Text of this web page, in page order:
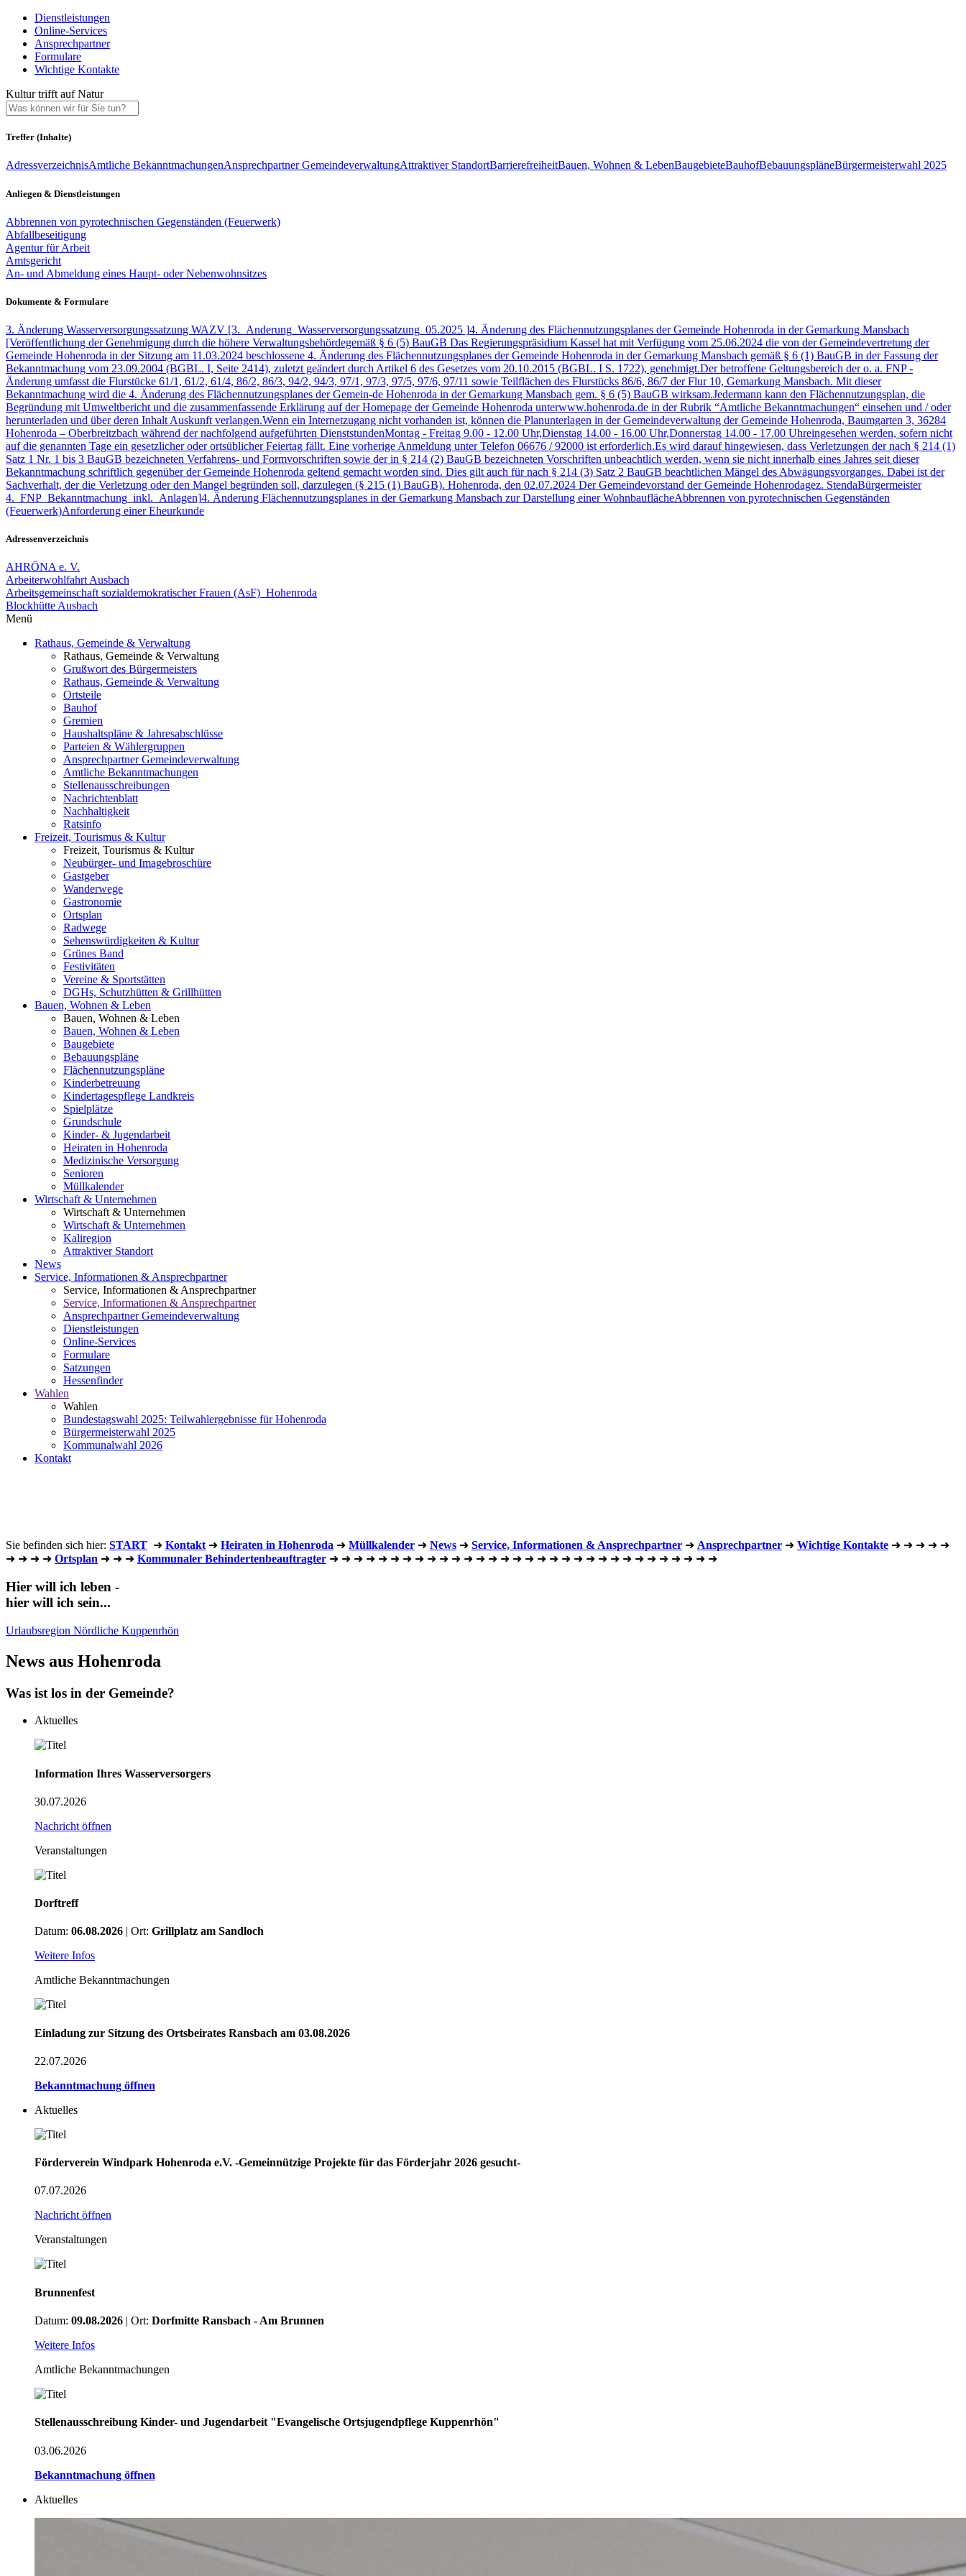
Dienstleistungen
Online-Services
Ansprechpartner
Formulare
Wichtige Kontakte
Kultur trifft auf Natur
Treffer (Inhalte)
AdressverzeichnisAmtliche BekanntmachungenAnsprechpartner GemeindeverwaltungAttraktiver StandortBarrierefreiheitBauen, Wohnen & LebenBaugebieteBauhofBebauungspläneBürgermeisterwahl 2025
Anliegen & Dienstleistungen
Abbrennen von pyrotechnischen Gegenständen (Feuerwerk)
Abfallbeseitigung
Agentur für Arbeit
Amtsgericht
An- und Abmeldung eines Haupt- oder Nebenwohnsitzes
Dokumente & Formulare
3. Änderung Wasserversorgungssatzung WAZV [3._Anderung_Wasserversorgungssatzung_05.2025 ]4. Änderung des Flächennutzungsplanes der Gemeinde Hohenroda in der Gemarkung Mansbach
[Veröffentlichung der Genehmigung durch die höhere Verwaltungsbehördegemäß § 6 (5) BauGB Das Regierungspräsidium Kassel hat mit Verfügung vom 25.06.2024 die von der Gemeindevertretung der
Gemeinde Hohenroda in der Sitzung am 11.03.2024 beschlossene 4. Änderung des Flächennutzungsplanes der Gemeinde Hohenroda in der Gemarkung Mansbach gemäß § 6 (1) BauGB in der Fassung der
Bekanntmachung vom 23.09.2004 (BGBL. I, Seite 2414), zuletzt geändert durch Artikel 6 des Gesetzes vom 20.10.2015 (BGBL. I S. 1722), genehmigt.Der betroffene Geltungsbereich der o. a. FNP -
Änderung umfasst die Flurstücke 61/1, 61/2, 61/4, 86/2, 86/3, 94/2, 94/3, 97/1, 97/3, 97/5, 97/6, 97/11 sowie Teilflächen des Flurstücks 86/6, 86/7 der Flur 10, Gemarkung Mansbach. Mit dieser
Bekanntmachung wird die 4. Änderung des Flächennutzungsplanes der Gemein-de Hohenroda in der Gemarkung Mansbach gem. § 6 (5) BauGB wirksam.Jedermann kann den Flächennutzungsplan, die
Begründung mit Umweltbericht und die zusammenfassende Erklärung auf der Homepage der Gemeinde Hohenroda unterwww.hohenroda.de in der Rubrik “Amtliche Bekanntmachungen“ einsehen und / oder
herunterladen und über deren Inhalt Auskunft verlangen.Wenn ein Internetzugang nicht vorhanden ist, können die Planunterlagen in der Gemeindeverwaltung der Gemeinde Hohenroda, Baumgarten 3, 36284
Hohenroda – Oberbreitzbach während der nachfolgend aufgeführten DienststundenMontag - Freitag 9.00 - 12.00 Uhr,Dienstag 14.00 - 16.00 Uhr,Donnerstag 14.00 - 17.00 Uhreingesehen werden, sofern nicht
auf die genannten Tage ein gesetzlicher oder ortsüblicher Feiertag fällt. Eine vorherige Anmeldung unter Telefon 06676 / 92000 ist erforderlich.Es wird darauf hingewiesen, dass Verletzungen der nach § 214 (1)
Satz 1 Nr. 1 bis 3 BauGB bezeichneten Verfahrens- und Formvorschriften sowie der in § 214 (2) BauGB bezeichneten Vorschriften unbeachtlich werden, wenn sie nicht innerhalb eines Jahres seit dieser
Bekanntmachung schriftlich gegenüber der Gemeinde Hohenroda geltend gemacht worden sind. Dies gilt auch für nach § 214 (3) Satz 2 BauGB beachtlichen Mängel des Abwägungsvorganges. Dabei ist der
Sachverhalt, der die Verletzung oder den Mangel begründen soll, darzulegen (§ 215 (1) BauGB). Hohenroda, den 02.07.2024 Der Gemeindevorstand der Gemeinde Hohenrodagez. StendaBürgermeister
4._FNP_Bekanntmachung_inkl._Anlagen]4. Änderung Flächennutzungsplanes in der Gemarkung Mansbach zur Darstellung einer WohnbauflächeAbbrennen von pyrotechnischen Gegenständen
(Feuerwerk)Anforderung einer Eheurkunde
Adressenverzeichnis
AHRÖNA e. V.
Arbeiterwohlfahrt Ausbach
Arbeitsgemeinschaft sozialdemokratischer Frauen (AsF) Hohenroda
Blockhütte Ausbach
Menü
Rathaus, Gemeinde & Verwaltung
Rathaus, Gemeinde & Verwaltung
Grußwort des Bürgermeisters
Rathaus, Gemeinde & Verwaltung
Ortsteile
Bauhof
Gremien
Haushaltspläne & Jahresabschlüsse
Parteien & Wählergruppen
Ansprechpartner Gemeindeverwaltung
Amtliche Bekanntmachungen
Stellenausschreibungen
Nachrichtenblatt
Nachhaltigkeit
Ratsinfo
Freizeit, Tourismus & Kultur
Freizeit, Tourismus & Kultur
Neubürger- und Imagebroschüre
Gastgeber
Wanderwege
Gastronomie
Ortsplan
Radwege
Sehenswürdigkeiten & Kultur
Grünes Band
Festivitäten
Vereine & Sportstätten
DGHs, Schutzhütten & Grillhütten
Bauen, Wohnen & Leben
Bauen, Wohnen & Leben
Bauen, Wohnen & Leben
Baugebiete
Bebauungspläne
Flächennutzungspläne
Kinderbetreuung
Kindertagespflege Landkreis
Spielplätze
Grundschule
Kinder- & Jugendarbeit
Heiraten in Hohenroda
Medizinische Versorgung
Senioren
Müllkalender
Wirtschaft & Unternehmen
Wirtschaft & Unternehmen
Wirtschaft & Unternehmen
Kaliregion
Attraktiver Standort
News
Service, Informationen & Ansprechpartner
Service, Informationen & Ansprechpartner
Service, Informationen & Ansprechpartner
Ansprechpartner Gemeindeverwaltung
Dienstleistungen
Online-Services
Formulare
Satzungen
Hessenfinder
Wahlen
Wahlen
Bundestagswahl 2025: Teilwahlergebnisse für Hohenroda
Bürgermeisterwahl 2025
Kommunalwahl 2026
Kontakt
Sie befinden sich hier: START ➜ Kontakt ➜ Heiraten in Hohenroda ➜ Müllkalender ➜ News ➜ Service, Informationen & Ansprechpartner ➜ Ansprechpartner ➜ Wichtige Kontakte ➜ ➜ ➜ ➜ ➜
➜ ➜ ➜ ➜ Ortsplan ➜ ➜ ➜ Kommunaler Behindertenbeauftragter ➜ ➜ ➜ ➜ ➜ ➜ ➜ ➜ ➜ ➜ ➜ ➜ ➜ ➜ ➜ ➜ ➜ ➜ ➜ ➜ ➜ ➜ ➜ ➜ ➜ ➜ ➜ ➜ ➜ ➜ ➜ ➜
Hier will ich leben -
hier will ich sein...
Urlaubsregion Nördliche Kuppenrhön
News aus Hohenroda
Was ist los in der Gemeinde?
Aktuelles
Information Ihres Wasserversorgers
30.07.2026
Nachricht öffnen
Veranstaltungen
Dorftreff
Datum: 06.08.2026 | Ort: Grillplatz am Sandloch
Weitere Infos
Amtliche Bekanntmachungen
Einladung zur Sitzung des Ortsbeirates Ransbach am 03.08.2026
22.07.2026
Bekanntmachung öffnen
Aktuelles
Förderverein Windpark Hohenroda e.V. -Gemeinnützige Projekte für das Förderjahr 2026 gesucht-
07.07.2026
Nachricht öffnen
Veranstaltungen
Brunnenfest
Datum: 09.08.2026 | Ort: Dorfmitte Ransbach - Am Brunnen
Weitere Infos
Amtliche Bekanntmachungen
Stellenausschreibung Kinder- und Jugendarbeit "Evangelische Ortsjugendpflege Kuppenrhön"
03.06.2026
Bekanntmachung öffnen
Aktuelles